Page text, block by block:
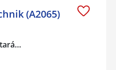
(A2065)